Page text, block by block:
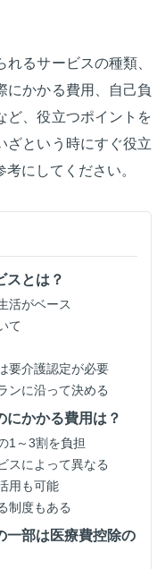
るサービスの種類、
にかかる費用、自己負
ど、役立つポイントを
ざという時にすぐ役立
にしてください。
スとは？
活がベース
て
要介護認定が必要
ンに沿って決める
にかかる費用は？
1～3割を負担
スによって異なる
用も可能
制度もある
一部は医療費控除の